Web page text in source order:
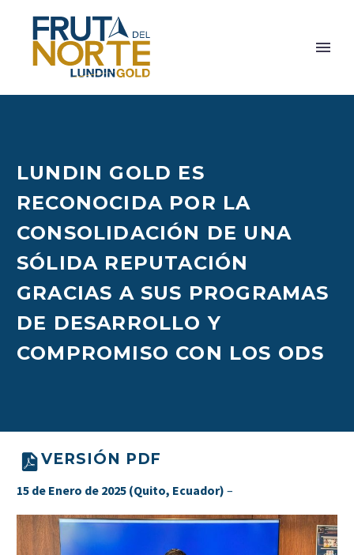
LUNDIN GOLD ES
RECONOCIDA POR LA
CONSOLIDACIÓN DE UNA
SÓLIDA REPUTACIÓN
GRACIAS A SUS PROGRAMAS
DE DESARROLLO Y
COMPROMISO CON LOS ODS
VERSIÓN PDF
15 de Enero de 2025 (Quito, Ecuador) –